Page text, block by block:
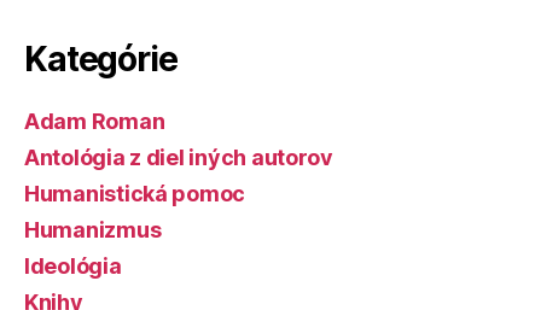
Kategórie
Adam Roman
Antológia z diel iných autorov
Humanistická pomoc
Humanizmus
Ideológia
Knihy